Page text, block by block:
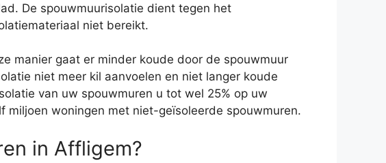
De spouwmuurisolatie dient tegen het
niet bereikt.
manier gaat er minder koude door de spouwmuur
niet meer kil aanvoelen en niet langer koude
van uw spouwmuren u tot wel 25% op uw
miljoen woningen met niet-geïsoleerde spouwmuren.
in Affligem?